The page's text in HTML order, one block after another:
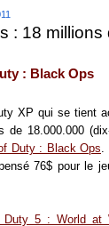
: 18 millions
: Black Ops
XP qui se tient
de 18.000.000
Duty : Black Ops.
76$ pour le
Duty 5 : World at